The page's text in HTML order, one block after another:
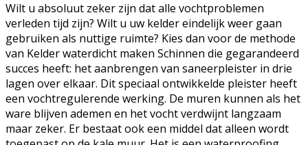
Wilt u absoluut zeker zijn dat alle vochtproblemen
verleden tijd zijn? Wilt u uw kelder eindelijk weer gaan
gebruiken als nuttige ruimte? Kies dan voor de methode
van Kelder waterdicht maken Schinnen die gegarandeerd
succes heeft: het aanbrengen van saneerpleister in drie
lagen over elkaar. Dit speciaal ontwikkelde pleister heeft
een vochtregulerende werking. De muren kunnen als het
ware blijven ademen en het vocht verdwijnt langzaam
maar zeker. Er bestaat ook een middel dat alleen wordt